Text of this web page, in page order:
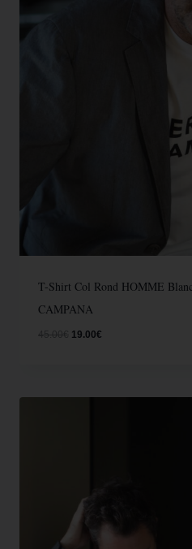
T-Shirt Col Rond HOMME
CAMPANA
19.00€